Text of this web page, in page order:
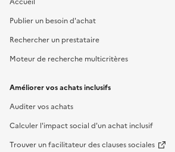
Publier un besoin d'achat
Rechercher un prestataire
Moteur de recherche multicritères
Améliorer vos achats inclusifs
Auditer vos achats
Calculer l'impact social d'un achat inclusif
Trouver un facilitateur des clauses sociales